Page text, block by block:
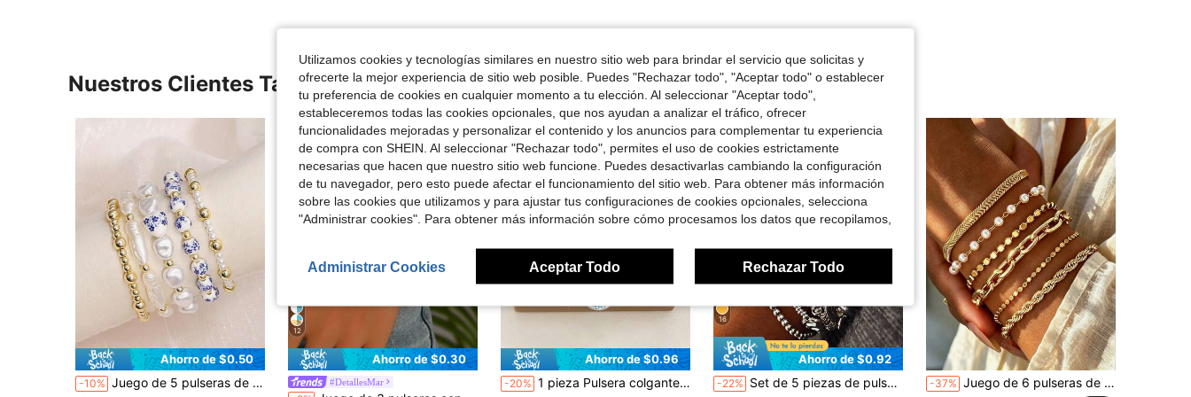
Nuestros Clientes También Vieron
Ahorro de $0.50
-10% Juego de 5 pulseras de varias capas estilo boho, de porcelana azul y blanca, con perlas barrocas falsas y cuentas doradas, adecuado para joyería de verano para mujeres
¡Casi agotado!
(100+)
12
Ahorro de $0.30
#DetallesMar
Ahorro de $0.96
-20% 1 pieza Pulsera colgante DIY de estilo de vacaciones en la playa con estrella de mar, concha marina y cola de pez, esquema de color azul océano, perfecta para usar en verano, diseñada para mujeres (sin caja)
16
Ahorro de $0.92
-22% Set de 5 piezas de pulseras de moda: pulsera exagerada minimalista vintage con moneda, pulsera ancha con forma de corazón, pulsera de cadena gruesa, pulsera con cuentas, adecuado para citas, vacaciones, uso diario, fiestas, regalo de vacaciones para mujeres
-37% Juego de 6 pulseras de cadena de metal para mujer, estilo retro elegante, adecuado para vacaciones, fiestas, regalos, uso diario
Utilizamos cookies y tecnologías similares en nuestro sitio web para brindar el servicio que solicitas y
ofrecerte la mejor experiencia de sitio web posible. Puedes "Rechazar todo", "Aceptar todo" o establecer
tu preferencia de cookies en cualquier momento a tu elección. Al seleccionar "Aceptar todo",
estableceremos todas las cookies opcionales, que nos ayudan a analizar el tráfico, ofrecer
funcionalidades mejoradas y personalizar el contenido y los anuncios para complementar tu experiencia
de compra con SHEIN. Al seleccionar "Rechazar todo", permites el uso de cookies estrictamente
necesarias que hacen que nuestro sitio web funcione. Puedes desactivarlas cambiando la configuración
de tu navegador, pero esto puede afectar el funcionamiento del sitio web. Para obtener más información
sobre las cookies que utilizamos y para ajustar tus configuraciones de cookies opcionales, selecciona
"Administrar cookies". Para obtener más información sobre cómo procesamos los datos que recopilamos,
Administrar Cookies Aceptar Todo Rechazar Todo